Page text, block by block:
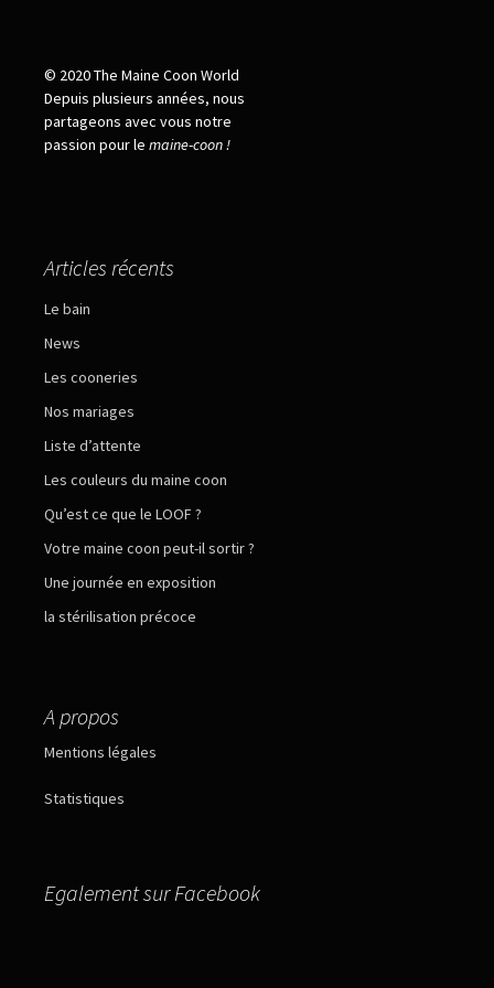
© 2020 The Maine Coon World
Depuis plusieurs années, nous
partageons avec vous notre
passion pour le maine-coon !
Articles récents
Le bain
News
Les cooneries
Nos mariages
Liste d’attente
Les couleurs du maine coon
Qu’est ce que le LOOF ?
Votre maine coon peut-il sortir ?
Une journée en exposition
la stérilisation précoce
A propos
Mentions légales
Statistiques
Egalement sur Facebook